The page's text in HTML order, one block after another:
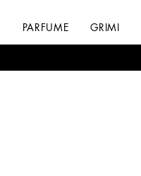
PARFUME GRIMI